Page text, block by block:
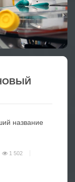
название
1 502